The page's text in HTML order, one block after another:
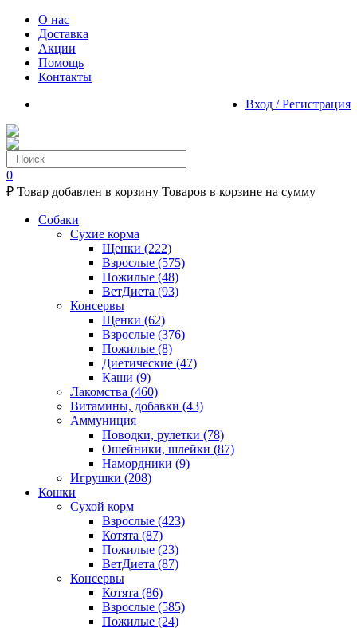
О нас
Доставка
Акции
Помощь
Контакты
Вход / Регистрация
0
₽ Товар добавлен в корзину Товаров в корзине на сумму
Собаки
Сухие корма
Щенки (222)
Взрослые (575)
Пожилые (48)
ВетДиета (93)
Консервы
Щенки (62)
Взрослые (376)
Пожилые (8)
Диетические (47)
Каши (9)
Лакомства (460)
Витамины, добавки (43)
Аммуниция
Поводки, рулетки (78)
Ошейники, шлейки (87)
Намордники (9)
Игрушки (208)
Кошки
Сухой корм
Взрослые (423)
Котята (87)
Пожилые (23)
ВетДиета (87)
Консервы
Котята (86)
Взрослые (585)
Пожилые (24)